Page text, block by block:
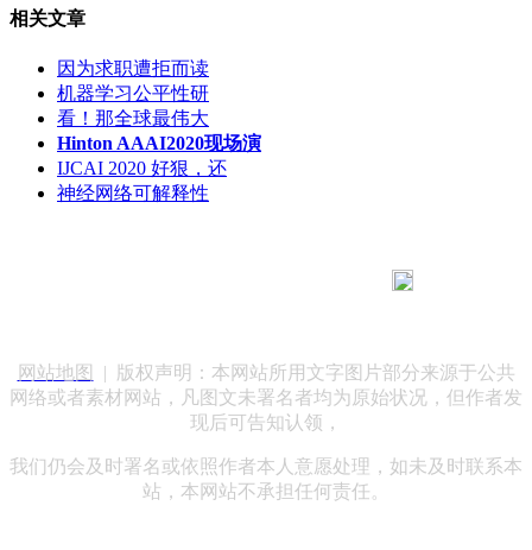
相关文章
因为求职遭拒而读
机器学习公平性研
看！那全球最伟大
Hinton AAAI2020现场演
IJCAI 2020 好狠，还
神经网络可解释性
网站地图
| 版权声明：本网站所用文字图片部分来源于公共
网络或者素材网站，凡图文未署名者均为原始状况，但作者发
现后可告知认领，
我们仍会及时署名或依照作者本人意愿处理，如未及时联系本
站，本网站不承担任何责任。